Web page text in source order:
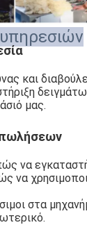
και
μας.
να
να
στα